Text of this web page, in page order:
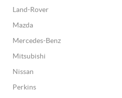
Land-Rover
Mazda
Mercedes-Benz
Mitsubishi
Nissan
Perkins